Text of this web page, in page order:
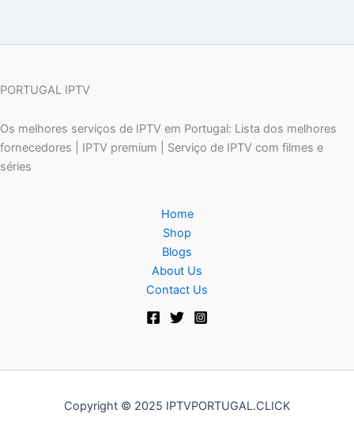
PORTUGAL IPTV
Os melhores serviços de IPTV em Portugal: Lista dos melhores
fornecedores | IPTV premium | Serviço de IPTV com filmes e
séries
Home
Shop
Blogs
About Us
Contact Us
Copyright © 2025 IPTVPORTUGAL.CLICK